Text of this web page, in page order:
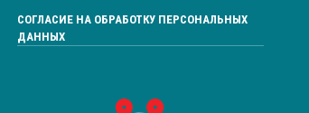
СОГЛАСИЕ НА ОБРАБОТКУ ПЕРСОНАЛЬНЫХ
ДАННЫХ